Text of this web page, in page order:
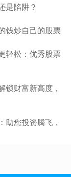
是陷阱？
钱炒自己的股票
轻松：优秀股票
锁财富新高度，
助您投资腾飞，